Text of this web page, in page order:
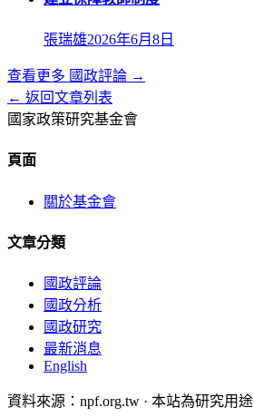
張瑞雄2026年6月8日
查看更多 國政評論 →
← 返回文章列表
國家政策研究基金會
頁面
關於基金會
文章分類
國政評論
國政分析
國政研究
最新消息
English
資料來源：npf.org.tw · 本站為研究用途